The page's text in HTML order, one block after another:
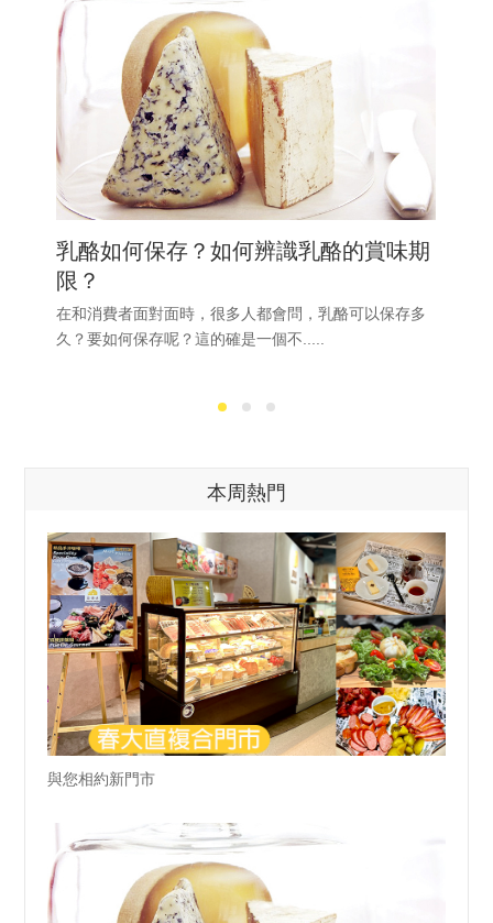
乳酪如何保存？如何辨識乳酪的賞味期
限？
在和消費者面對面時，很多人都會問，乳酪可以保存多
久？要如何保存呢？這的確是一個不.....
本周熱門
與您相約新門市